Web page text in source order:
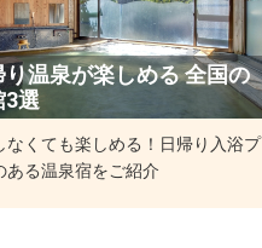
り温泉が楽しめる 全国の
3選
なくても楽しめる！日帰り入浴プ
ある温泉宿をご紹介